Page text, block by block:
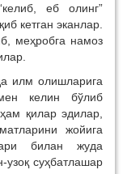
еб олинг”
кетган эканлар.
меҳробга намоз
илм олишларига
келин бўлиб
қилар эдилар,
жойига
билан жуда
суҳбатлашар